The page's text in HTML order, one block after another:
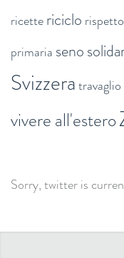
ricettericiclo rispetto
primaria seno
Svizzeratravaglio
vivere all'estero
Sorry, twitter is